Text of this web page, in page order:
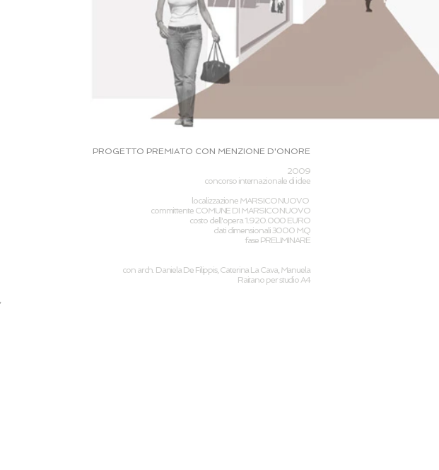
PROGETTO PREMIATO CON MENZIONE D'ONORE
2009
concorso internazionale di idee
localizzazione MARSICO NUOVO
committente COMUNE DI MARSICO NUOVO
costo dell'opera 1.920.000 EURO
dati dimensionali 3000 MQ
fase PRELIMINARE
con arch. Daniela De Filippis, Caterina La Cava, Manuela
Raitano per studio A4